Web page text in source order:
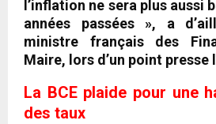
l’inflation ne sera plus aussi
années passées », a
ministre français des
Maire, lors d’un point presse
La BCE plaide pour une
des taux